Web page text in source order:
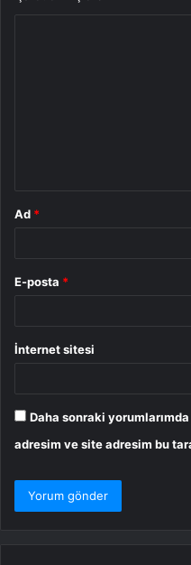
Ad *
E-posta *
İnternet sitesi
Daha sonraki
adresim ve site adresim bu